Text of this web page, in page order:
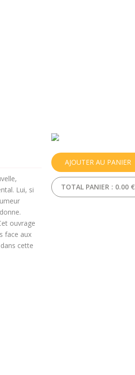
Lui, si
ouvrage
face aux
cette
AJOUTER AU PANIER
TOTAL PANIER : 0.00 €